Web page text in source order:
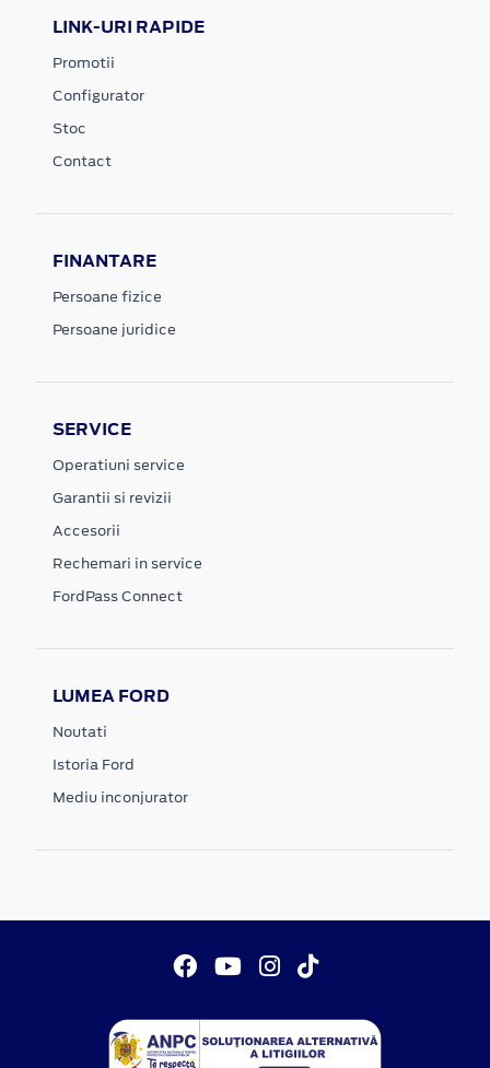
LINK-URI RAPIDE
Promotii
Configurator
Stoc
Contact
FINANTARE
Persoane fizice
Persoane juridice
SERVICE
Operatiuni service
Garantii si revizii
Accesorii
Rechemari in service
FordPass Connect
LUMEA FORD
Noutati
Istoria Ford
Mediu inconjurator